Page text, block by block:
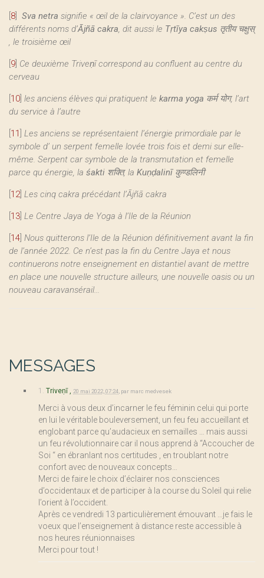
8 Sva netra signifie « œil de la clairvoyance ». C’est un des
différents noms d’Ājñā cakra, dit aussi le Tṛtīya cakṣus तृतीय चक्षुस्
, le troisième œil
9 Ce deuxième Triveṇī correspond au confluent au centre du
cerveau
10 les anciens élèves qui pratiquent le karma yoga कर्म योग, l’art
du service à l’autre
11 Les anciens se représentaient l’énergie primordiale par le
symbole d’ un serpent femelle lovée trois fois et demi sur elle-
même. Serpent car symbole de la transmutation et femelle
parce qu énergie, la śakti शक्ति, la Kuṇḍalinīकुण्डलिनी
12] Les cinq cakra précédant l’Ājñā cakra
13 Le Centre Jaya de Yoga à l’Ile de la Réunion
14 Nous quitterons l’Ile de la Réunion définitivement avant la fin
de l’année 2022. Ce n’est pas la fin du Centre Jaya et nous
continuerons notre enseignement en distantiel avant de mettre
en place une nouvelle structure ailleurs, une nouvelle oasis ou un
nouveau caravansérail...
MESSAGES
1. Triveṇī , 20 mai 2022, 07:24 par marc medvesek
Merci à vous deux d’incarner le feu féminin celui qui porte
en lui le véritable bouleversement, un feu feu accueillant et
englobant parce qu’audacieux en semailles … mais aussi
un feu révolutionnaire car il nous apprend à “Accoucher de
Soi “ en ébranlant nos certitudes , en troublant notre
confort avec de nouveaux concepts…
Merci de faire le choix d’éclairer nos consciences
d’occidentaux et de participer à la course du Soleil qui relie
l’orient à l’occident.
Après ce vendredi 13 particulièrement émouvant …je fais le
voeux que l’enseignement à distance reste accessible à
nos heures réunionnaises
Merci pour tout !